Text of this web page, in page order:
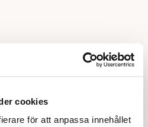
cookies
för att anpassa innehållet